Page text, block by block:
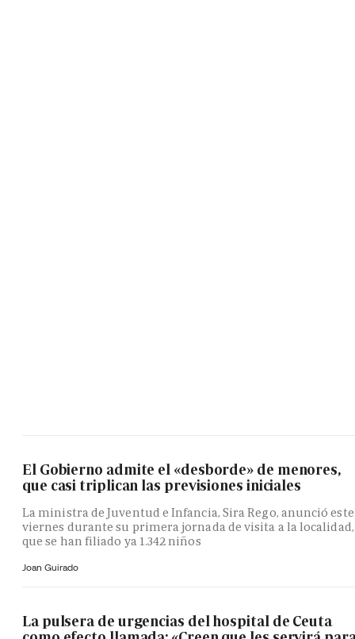
El Gobierno admite el «desborde» de menores,
que casi triplican las previsiones iniciales
La ministra de Juventud e Infancia, Sira Rego, anunció este
viernes durante su primera jornada de visita a la localidad,
que se han filiado ya 1.342 niños
Joan Guirado
La pulsera de urgencias del hospital de Ceuta